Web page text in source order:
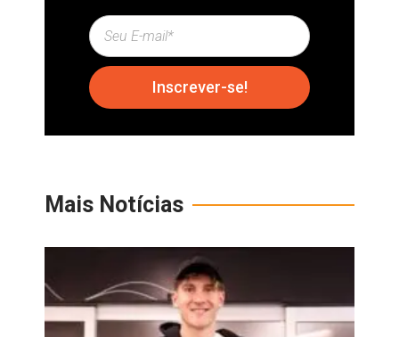
Inscrever-se!
Mais Notícias